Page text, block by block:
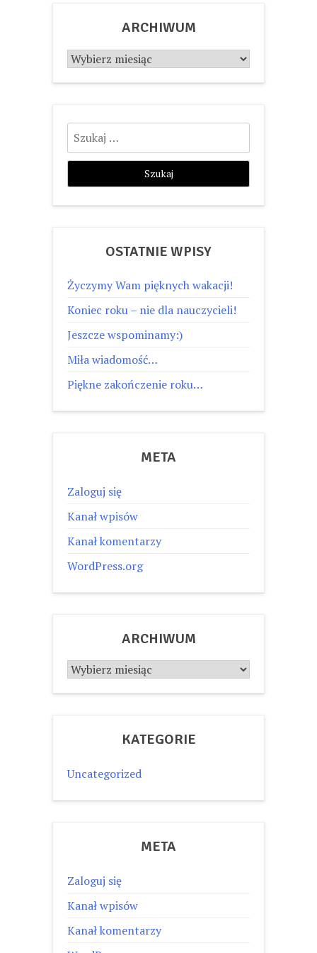
ARCHIWUM
Archiwum
Szukaj:
OSTATNIE WPISY
Życzymy Wam pięknych wakacji!
Koniec roku – nie dla nauczycieli!
Jeszcze wspominamy:)
Miła wiadomość…
Piękne zakończenie roku…
META
Zaloguj się
Kanał wpisów
Kanał komentarzy
WordPress.org
ARCHIWUM
Archiwum
KATEGORIE
Uncategorized
META
Zaloguj się
Kanał wpisów
Kanał komentarzy